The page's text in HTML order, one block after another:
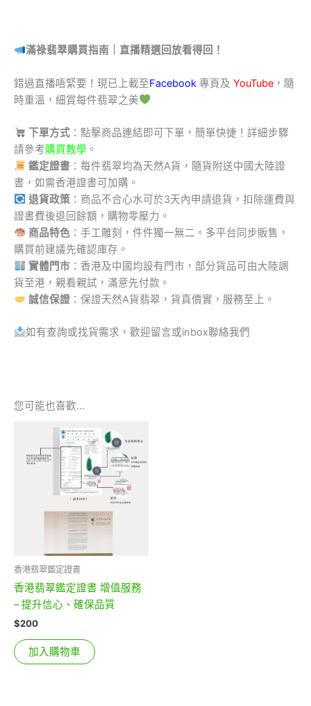
滿祿翡翠購買指南｜直播精選回放看得回！
錯過直播唔緊要！現已上載至Facebook 專頁及 YouTube ，隨
時重溫，細賞每件翡翠之美
下單方式：點擊商品連結即可下單，簡單快捷！詳細步驟
請參考購買教學 。
鑑定證書：每件翡翠均為天然A貨，隨貨附送中國大陸證
書，如需香港證書可加購。
退貨政策：商品不合心水可於3天內申請退貨，扣除運費與
證書費後退回餘額，購物零壓力。
商品特色：手工雕刻，件件獨一無二。多平台同步販售，
購買前建議先確認庫存。
實體門市：香港及中國均設有門市，部分貨品可由大陸調
貨至港，親看親試，滿意先付款。
誠信保證：保證天然A貨翡翠，貨真價實，服務至上。
如有查詢或找貨需求，歡迎留言或inbox聯絡我們
您可能也喜歡…
香港翡翠鑑定證書
香港翡翠鑑定證書 增值服務
– 提升信心、確保品質
$200
加入購物車